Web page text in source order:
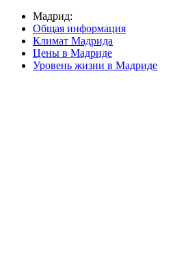
Мадрид:
Общая информация
Климат Мадрида
Цены в Мадриде
Уровень жизни в Мадриде